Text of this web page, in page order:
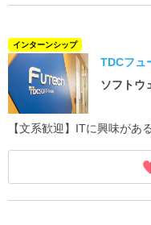
インターンシップ
TDCフュ
ソフトウ
【文系歓迎】ITに興味があ